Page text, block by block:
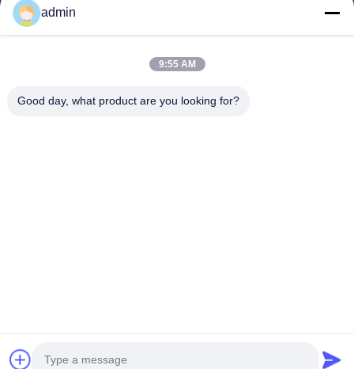
घर
उत्पादों
हमारे बारे में
©2023- Baoji Hengtong Electronics Co., LTD. सभी अधिकार सुरक्षित
admin
9:55 AM
Good day, what product are you looking for?